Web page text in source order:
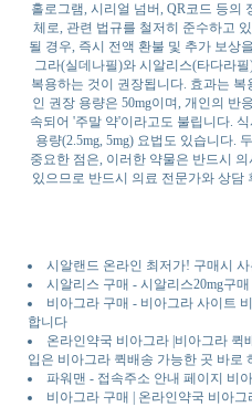
홀로그램, 시리얼 넘버, QR코드 등의
체로, 관련 법규를 철저히 준수하고
될 경우, 즉시 전액 환불 및 추가 보상
그라(실데나필)와 시알리스(타다라
복용하는 것이 권장됩니다. 효과는
인 권장 용량은 50mg이며, 개인의 반
속되어 '주말 약'이라고도 불립니다.
용량(2.5mg, 5mg) 요법도 있습니다.
중요한 점은, 이러한 약물은 반드시
있으므로 반드시 의료 전문가와 상담
시알랜드 온라인 최저가! 구매시
시알리스 구매 - 시알리스20mg구
비아그라 구매 - 비아그라 사이트
합니다
온라인약국 비아그라 |비아그라
입은 비아그라 퀵배송 가능한 곳 바로
파워맨 - 접속주소 안내 페이지 비
비아그라 구매 | 온라인약국 비아